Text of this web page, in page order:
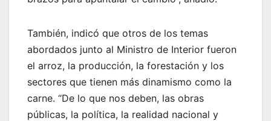
También, indicó que otros de los temas
abordados junto al Ministro de Interior fueron
el arroz, la producción, la forestación y los
sectores que tienen más dinamismo como la
carne. “De lo que nos deben, las obras
públicas, la política, la realidad nacional y